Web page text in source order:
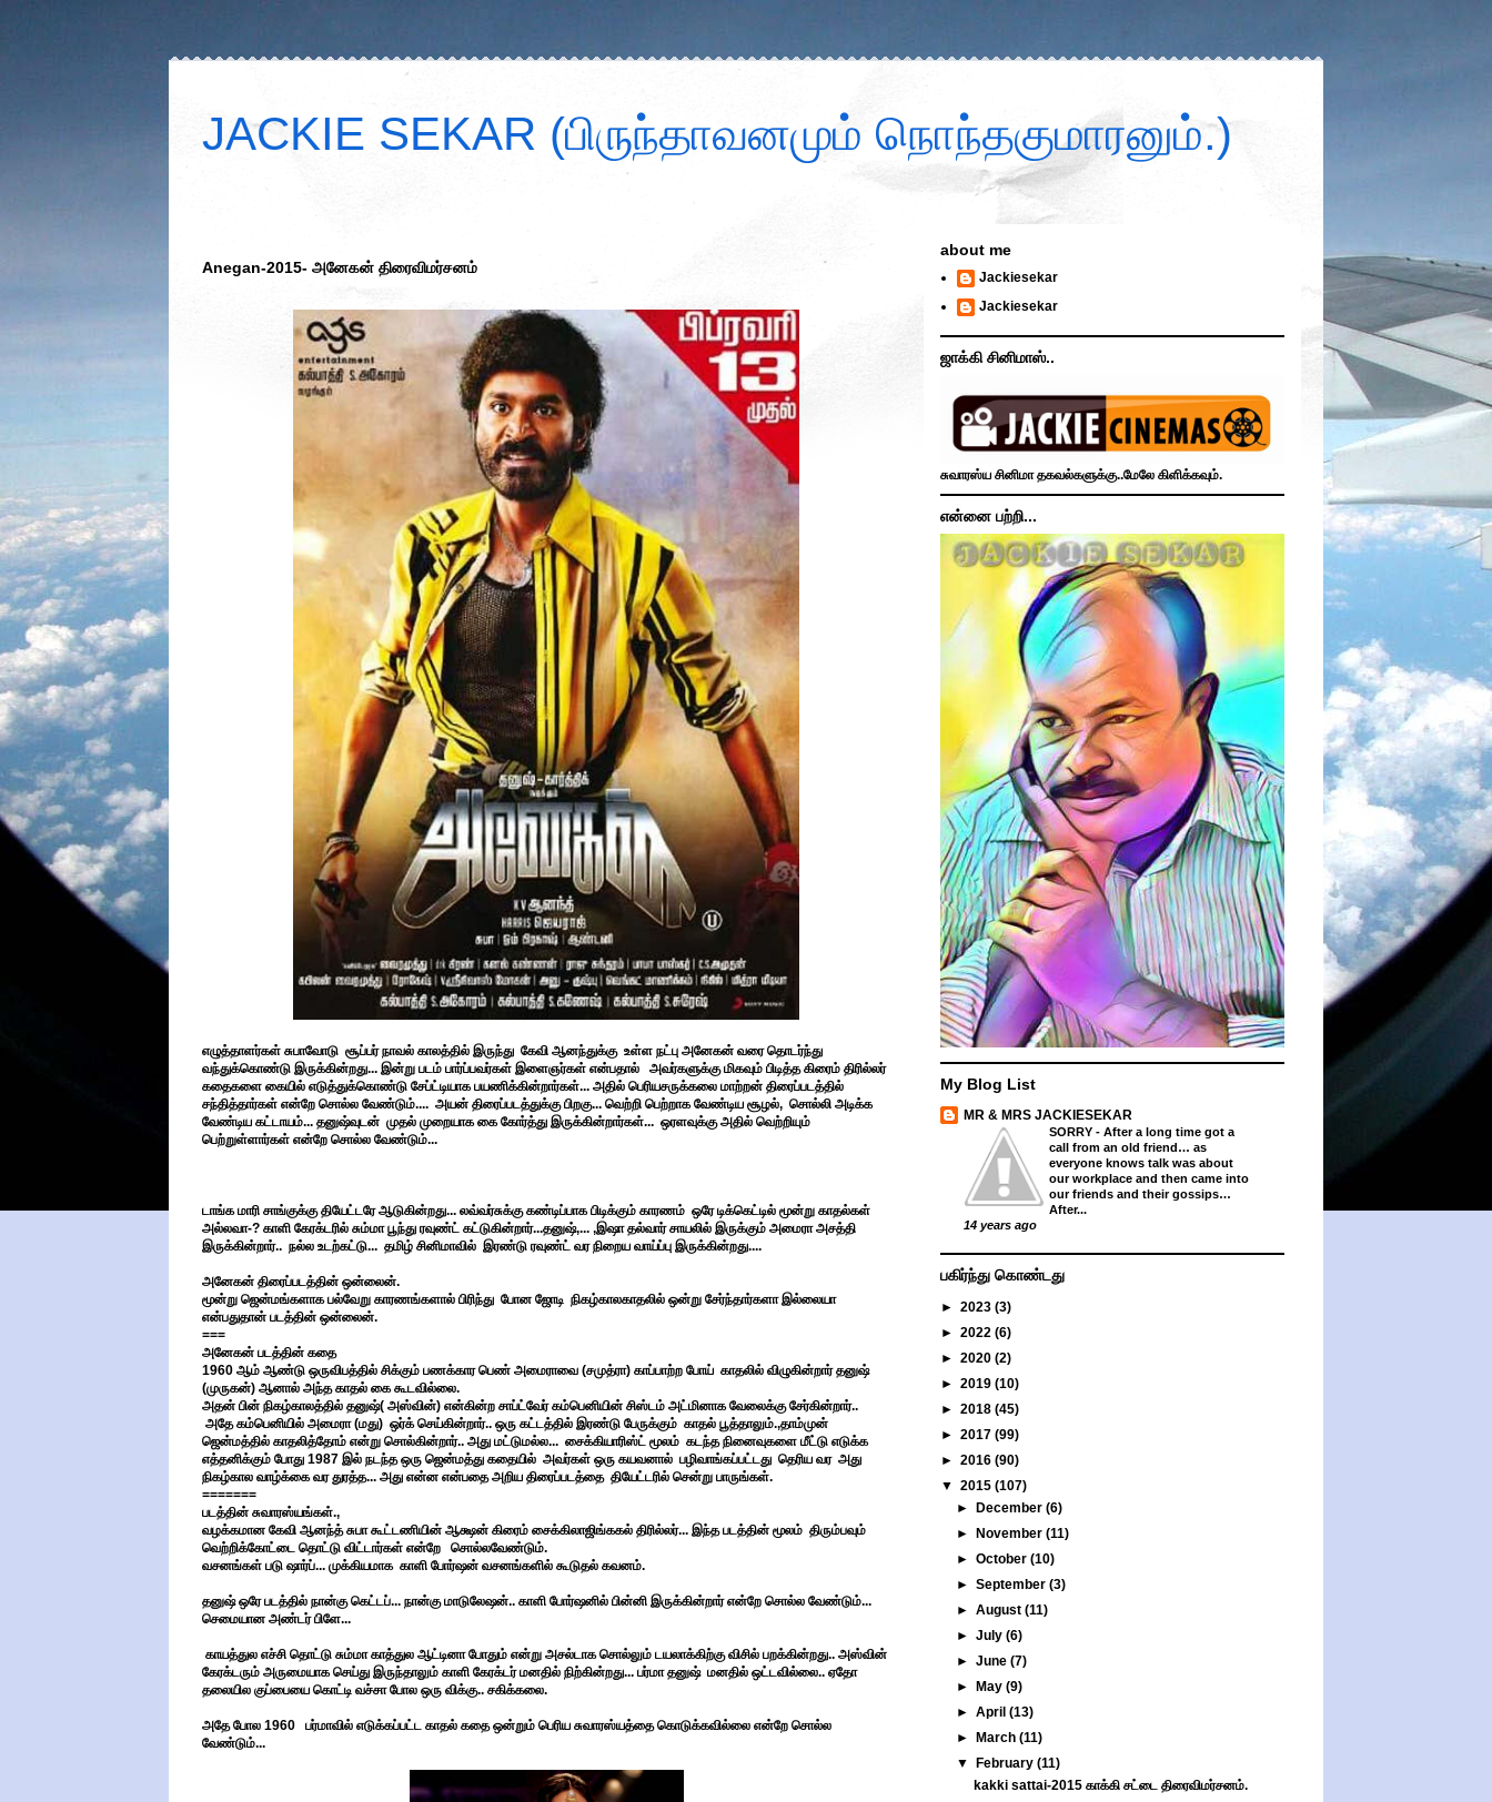
JACKIE SEKAR (பிருந்தாவனமும் நொந்தகுமாரனும்.)
Anegan-2015- அனேகன் திரைவிமர்சனம்
எழுத்தாளர்கள் சுபாவோடு சூப்பர் நாவல் காலத்தில் இருந்து கேவி ஆனந்துக்கு உள்ள நட்பு அனேகன் வரை தொடர்ந்து
வந்துக்கொண்டு இருக்கின்றது... இன்று படம் பார்ப்பவர்கள் இளைஞர்கள் என்பதால் அவர்களுக்கு மிகவும் பிடித்த கிரைம் திரில்லர்
கதைகளை கையில் எடுத்துக்கொண்டு சேப்ட்டியாக பயணிக்கின்றார்கள்... அதில் பெரியசருக்கலை மாற்றன் திரைப்படத்தில்
சந்தித்தார்கள் என்றே சொல்ல வேண்டும்.... அயன் திரைப்படத்துக்கு பிறகு... வெற்றி பெற்றாக வேண்டிய சூழல், சொல்லி அடிக்க
வேண்டிய கட்டாயம்... தனுஷ்வுடன் முதல் முறையாக கை கோர்த்து இருக்கின்றார்கள்... ஒரளவுக்கு அதில் வெற்றியும்
பெற்றுள்ளார்கள் என்றே சொல்ல வேண்டும்...
டாங்க மாரி சாங்குக்கு தியேட்டரே ஆடுகின்றது... லவ்வர்சுக்கு கண்டிப்பாக பிடிக்கும் காரணம் ஒரே டிக்கெட்டில் மூன்று காதல்கள்
அல்லவா-? காளி கேரக்டரில் சும்மா பூந்து ரவுண்ட் கட்டுகின்றார்...தனுஷ்,... ,இஷா தல்வார் சாயலில் இருக்கும் அமைரா அசத்தி
இருக்கின்றார்.. நல்ல உடற்கட்டு... தமிழ் சினிமாவில் இரண்டு ரவுண்ட் வர நிறைய வாய்ப்பு இருக்கின்றது....
அனேகன் திரைப்படத்தின் ஒன்லைன்.
மூன்று ஜென்மங்களாக பல்வேறு காரணங்களால் பிரிந்து போன ஜோடி நிகழ்காலகாதலில் ஒன்று சேர்ந்தார்களா இல்லையா
என்பதுதான் படத்தின் ஒன்லைன்.
===
அனேகன் படத்தின் கதை
1960 ஆம் ஆண்டு ஒருவிபத்தில் சிக்கும் பணக்கார பெண் அமைராவை (சமுத்ரா) காப்பாற்ற போய் காதலில் விழுகின்றார் தனுஷ்
(முருகன்) ஆனால் அந்த காதல் கை கூடவில்லை.
அதன் பின் நிகழ்காலத்தில் தனுஷ்( அஸ்வின்) என்கின்ற சாப்ட்வேர் கம்பெனியின் சிஸ்டம் அட்மினாக வேலைக்கு சேர்கின்றார்..
அதே கம்பெனியில் அமைரா (மது) ஒர்க் செய்கின்றார்.. ஒரு கட்டத்தில் இரண்டு பேருக்கும் காதல் பூத்தாலும்.,தாம்முன்
ஜென்மத்தில் காதலித்தோம் என்று சொல்கின்றார்.. அது மட்டுமல்ல... சைக்கியாரிஸ்ட் மூலம் கடந்த நினைவுகளை மீட்டு எடுக்க
எத்தனிக்கும் போது 1987 இல் நடந்த ஒரு ஜென்மத்து கதையில் அவர்கள் ஒரு கயவனால் பழிவாங்கப்பட்டது தெரிய வர அது
நிகழ்கால வாழ்க்கை வர துரத்த... அது என்ன என்பதை அறிய திரைப்படத்தை தியேட்டரில் சென்று பாருங்கள்.
=======
படத்தின் சுவாரஸ்யங்கள்.,
வழக்கமான கேவி ஆனந்த் சுபா கூட்டணியின் ஆக்ஷன் கிரைம் சைக்கிலாஜிங்ககல் திரில்லர்... இந்த படத்தின் மூலம் திரும்பவும்
வெற்றிக்கோட்டை தொட்டு விட்டார்கள் என்றே சொல்லவேண்டும்.
வசனங்கள் படு ஷார்ப்... முக்கியமாக காளி போர்ஷன் வசனங்களில் கூடுதல் கவனம்.
தனுஷ் ஒரே படத்தில் நான்கு கெட்டப்... நான்கு மாடுலேஷன்.. காளி போர்ஷனில் பின்னி இருக்கின்றார் என்றே சொல்ல வேண்டும்...
செமையான அண்டர் பிளே...
காயத்துல எச்சி தொட்டு சும்மா காத்துல ஆட்டினா போதும் என்று அசல்டாக சொல்லும் டயலாக்கிற்கு விசில் பறக்கின்றது.. அஸ்வின்
கேரக்டரும் அருமையாக செய்து இருந்தாலும் காளி கேரக்டர் மனதில் நிற்கின்றது... பர்மா தனுஷ் மனதில் ஒட்டவில்லை.. ஏதோ
தலையில குப்பையை கொட்டி வச்சா போல ஒரு விக்கு.. சகிக்கலை.
அதே போல 1960 பர்மாவில் எடுக்கப்பட்ட காதல் கதை ஒன்றும் பெரிய சுவாரஸ்யத்தை கொடுக்கவில்லை என்றே சொல்ல
வேண்டும்...
about me
Jackiesekar
Jackiesekar
ஜாக்கி சினிமாஸ்..
சுவாரஸ்ய சினிமா தகவல்களுக்கு..மேலே கிளிக்கவும்.
என்னை பற்றி...
My Blog List
MR & MRS JACKIESEKAR
SORRY - After a long time got a
call from an old friend… as
everyone knows talk was about
our workplace and then came into
our friends and their gossips…
After...
14 years ago
பகிர்ந்து கொண்டது
► 2023 (3)
► 2022 (6)
► 2020 (2)
► 2019 (10)
► 2018 (45)
► 2017 (99)
► 2016 (90)
▼ 2015 (107)
►
December(6)
►
November(11)
►October(10)
►September(3)
►August(11)
►July(6)
►June(7)
►
May(9)
►April(13)
►
March(11)
▼
February(11)
kakki sattai-2015 காக்கி சட்டை திரைவிமர்சனம்.